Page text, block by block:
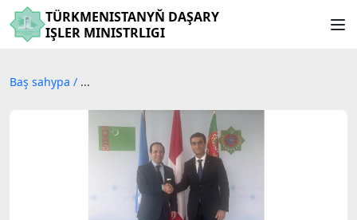
TÜRKMENISTANYŇ DAŞARY
IŞLER MINISTRLIGI
Baş sahypa / ...